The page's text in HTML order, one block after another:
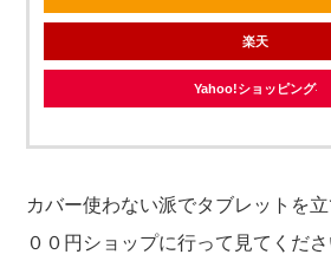
楽天
Yahoo!ショッピング
カバー使わない派でタブレットを
００円ショップに行って見てくださ